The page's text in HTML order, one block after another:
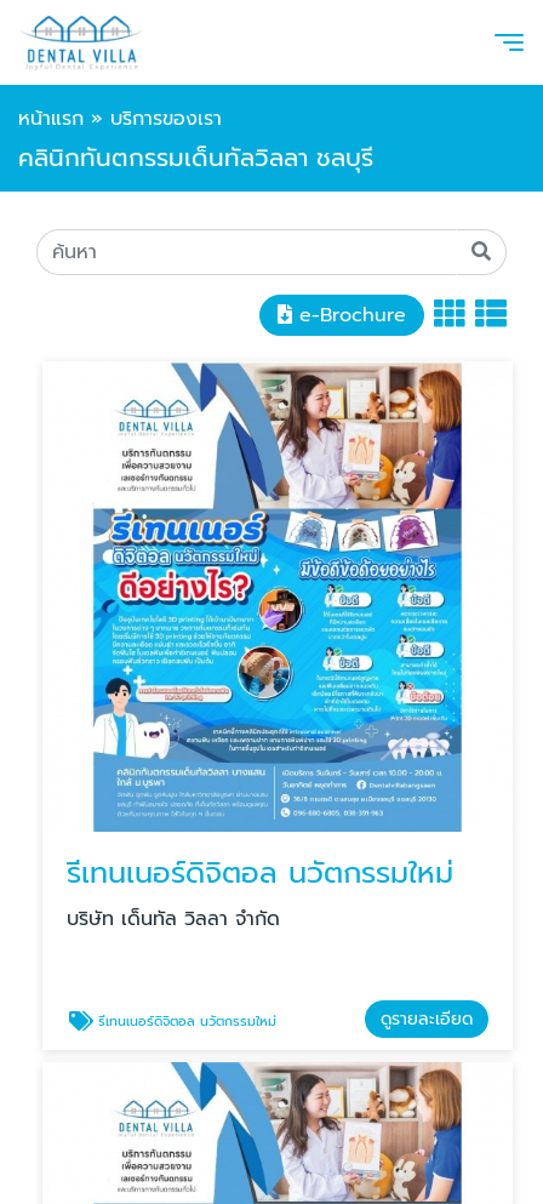
หน้าแรก » บริการของเรา
คลินิกทันตกรรมเด็นทัลวิลลา ชลบุรี
e-Brochure
รีเทนเนอร์ดิจิตอล นวัตกรรมใหม่
บริษัท เด็นทัล วิลลา จำกัด
รีเทนเนอร์ดิจิตอล นวัตกรรมใหม่ ดูรายละเอียด